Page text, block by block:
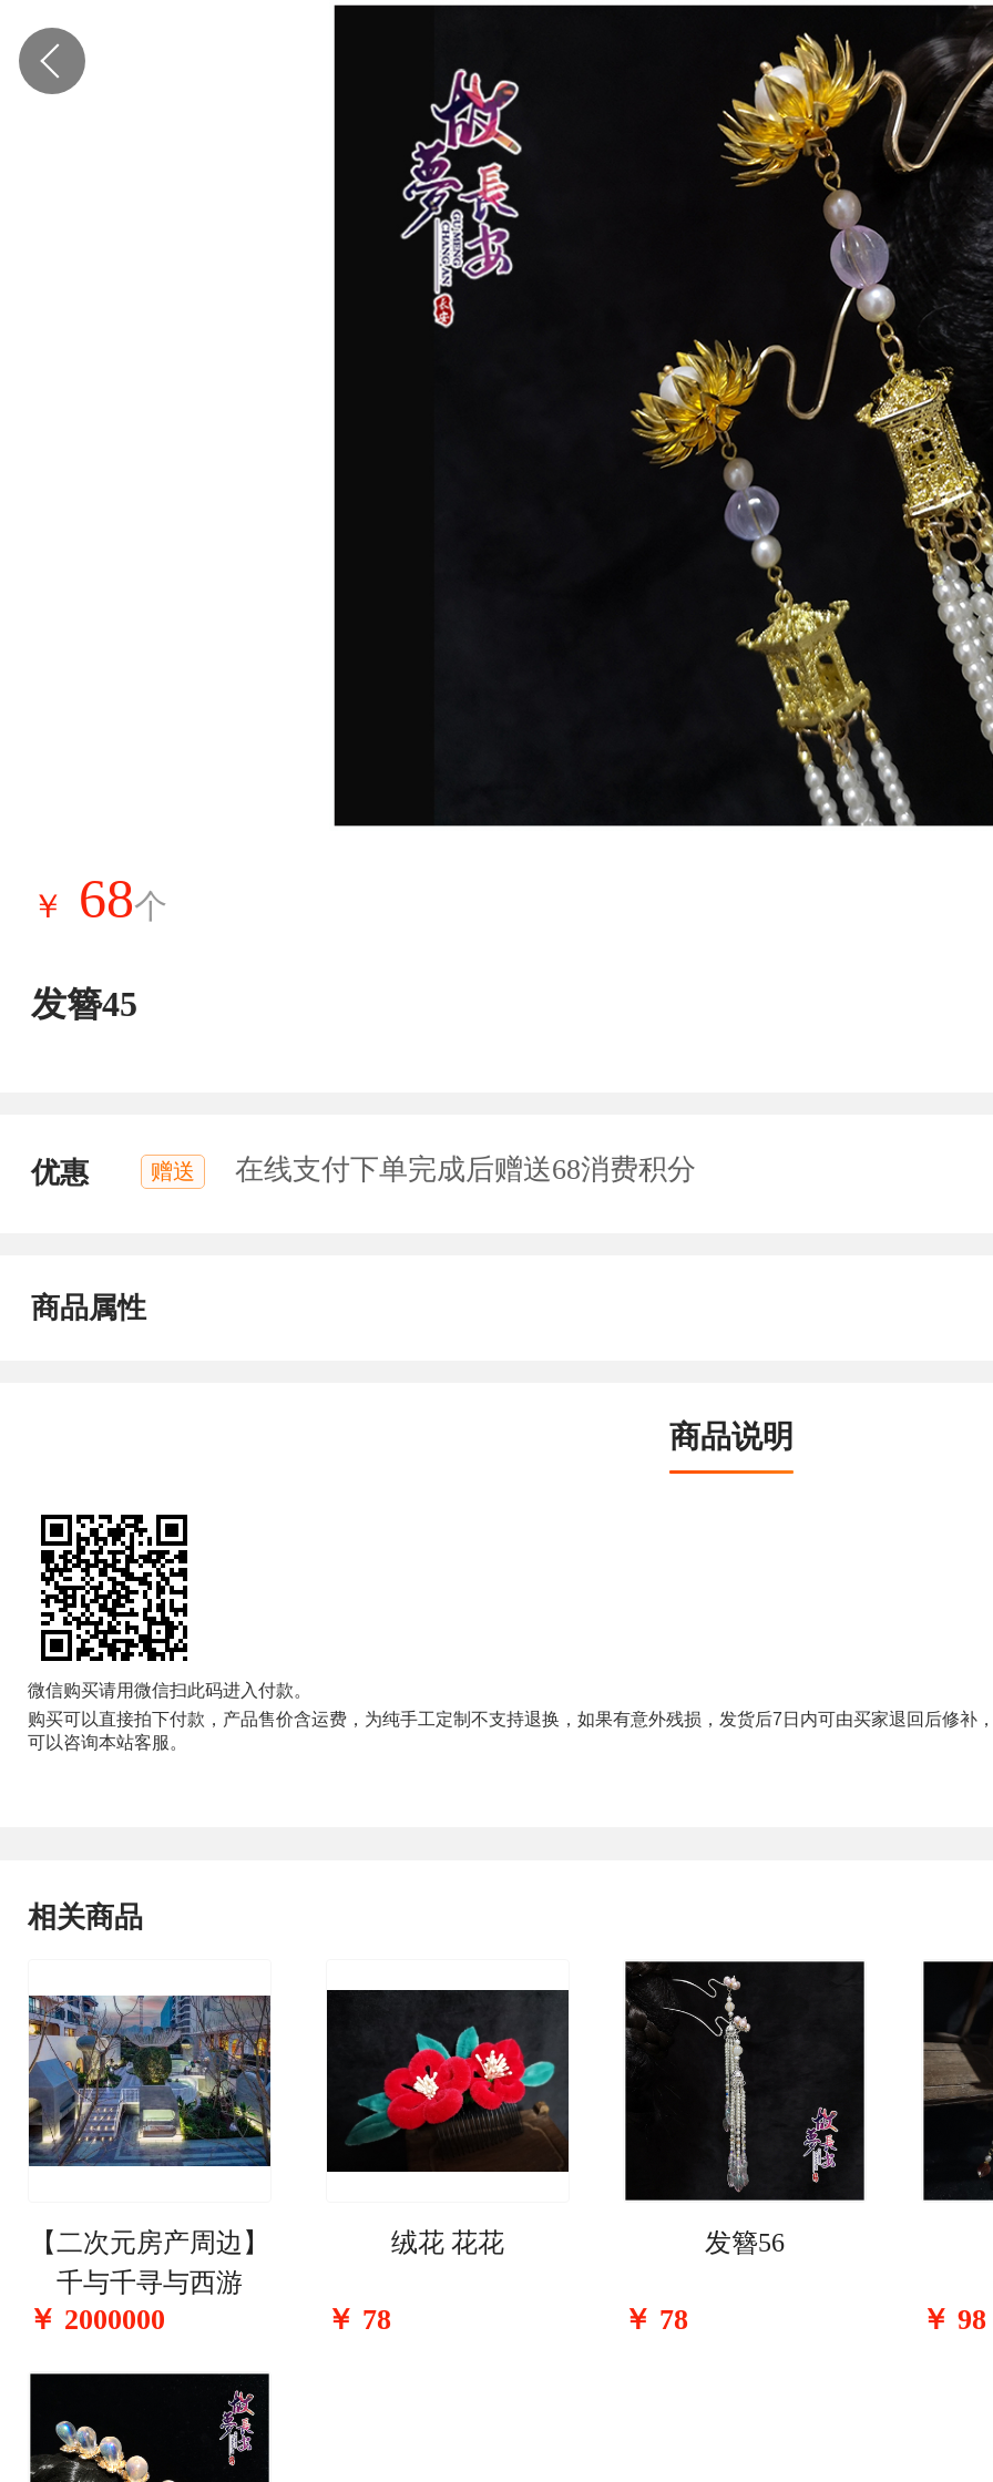
￥ 68个
发簪45
优惠 赠送 在线支付下单完成后赠送68消费积分
商品属性
商品说明
微信购买请用微信扫此码进入付款。
购买可以直接拍下付款，产品售价含运费，为纯手工定制不支持退换，如果有意外残损，发货后7 日内可由买家退回后修补
可以咨询本站客服。
相关商品
【二次元房产周边】
千与千寻与西游
￥ 2000000
绒花 花花
￥ 78
发簪56
￥ 78 ￥ 98